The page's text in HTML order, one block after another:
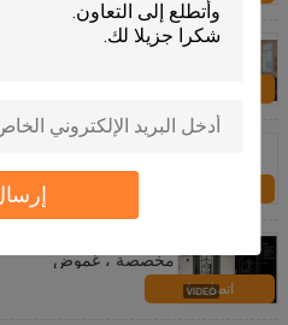
ستائر النوافذ داخل
مخصصة ، غموض
اتصل بنا